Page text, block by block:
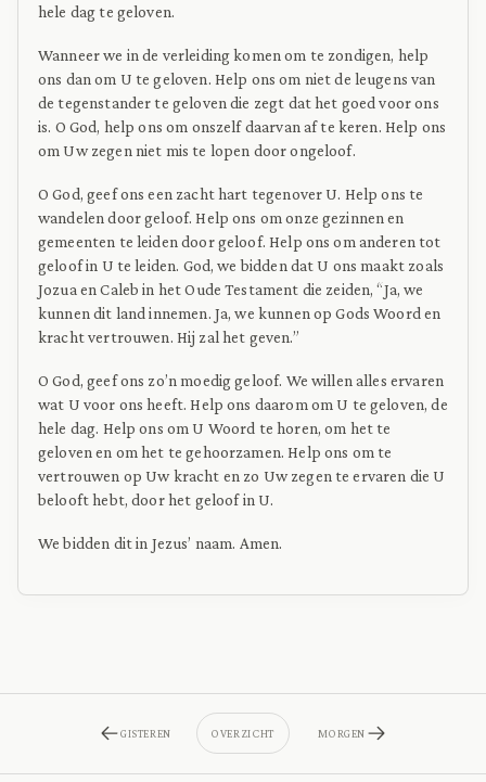
hele dag te geloven.
Wanneer we in de verleiding komen om te zondigen, help
ons dan om U te geloven. Help ons om niet de leugens van
de tegenstander te geloven die zegt dat het goed voor ons
is. O God, help ons om onszelf daarvan af te keren. Help ons
om Uw zegen niet mis te lopen door ongeloof.
O God, geef ons een zacht hart tegenover U. Help ons te
wandelen door geloof. Help ons om onze gezinnen en
gemeenten te leiden door geloof. Help ons om anderen tot
geloof in U te leiden. God, we bidden dat U ons maakt zoals
Jozua en Caleb in het Oude Testament die zeiden, “Ja, we
kunnen dit land innemen. Ja, we kunnen op Gods Woord en
kracht vertrouwen. Hij zal het geven.”
O God, geef ons zo’n moedig geloof. We willen alles ervaren
wat U voor ons heeft. Help ons daarom om U te geloven, de
hele dag. Help ons om U Woord te horen, om het te
geloven en om het te gehoorzamen. Help ons om te
vertrouwen op Uw kracht en zo Uw zegen te ervaren die U
belooft hebt, door het geloof in U.
We bidden dit in Jezus’ naam. Amen.
GISTEREN OVERZICHT MORGEN